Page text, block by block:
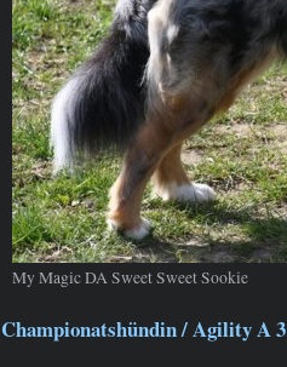
My Magic DA Sweet Sweet Sookie
Championatshündin / Agility A 3